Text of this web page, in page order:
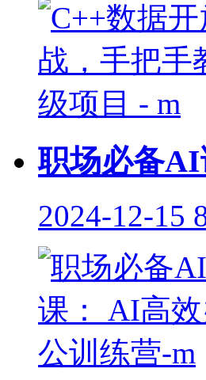
职场必备
2024-12-15